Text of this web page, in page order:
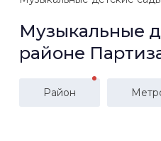
Музыкальные
районе
Район